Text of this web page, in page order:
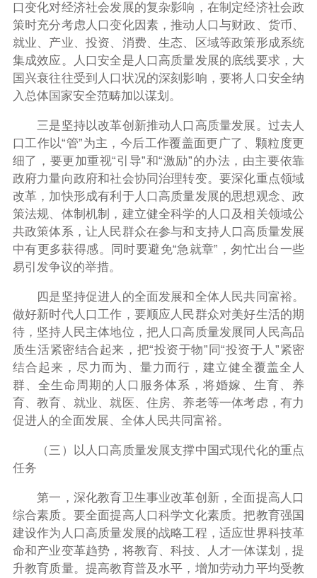
口变化对经济社会发展的复杂影响，在制定经济社会政
策时充分考虑人口变化因素，推动人口与财政、货币、
就业、产业、投资、消费、生态、区域等政策形成系统
集成效应。人口安全是人口高质量发展的底线要求，大
国兴衰往往受到人口状况的深刻影响，要将人口安全纳
入总体国家安全范畴加以谋划。
三是坚持以改革创新推动人口高质量发展。过去人
口工作以“管”为主，今后工作覆盖面更广了、颗粒度更
细了，要更加重视“引导”和“激励”的办法，由主要依靠
政府力量向政府和社会协同治理转变。要深化重点领域
改革，加快形成有利于人口高质量发展的思想观念、政
策法规、体制机制，建立健全科学的人口及相关领域公
共政策体系，让人民群众在参与和支持人口高质量发展
中有更多获得感。同时要避免“急就章”，匆忙出台一些
易引发争议的举措。
四是坚持促进人的全面发展和全体人民共同富裕。
做好新时代人口工作，要顺应人民群众对美好生活的期
待，坚持人民主体地位，把人口高质量发展同人民高品
质生活紧密结合起来，把“投资于物”同“投资于人”紧密
结合起来，尽力而为、量力而行，建立健全覆盖全人
群、全生命周期的人口服务体系，将婚嫁、生育、养
育、教育、就业、就医、住房、养老等一体考虑，有力
促进人的全面发展、全体人民共同富裕。
（三）以人口高质量发展支撑中国式现代化的重点
任务
第一，深化教育卫生事业改革创新，全面提高人口
综合素质。要全面提高人口科学文化素质。把教育强国
建设作为人口高质量发展的战略工程，适应世界科技革
命和产业变革趋势，将教育、科技、人才一体谋划，提
升教育质量。提高教育普及水平，增加劳动力平均受教